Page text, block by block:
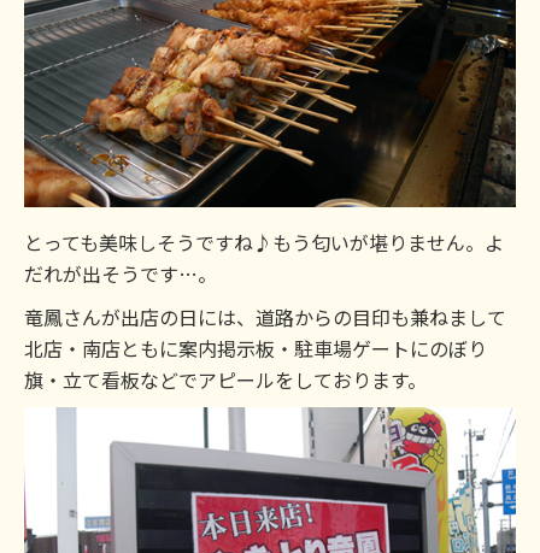
とっても美味しそうですね♪もう匂いが堪りません。よ
だれが出そうです…。
竜鳳さんが出店の日には、道路からの目印も兼ねまして
北店・南店ともに案内掲示板・駐車場ゲートにのぼり
旗・立て看板などでアピールをしております。